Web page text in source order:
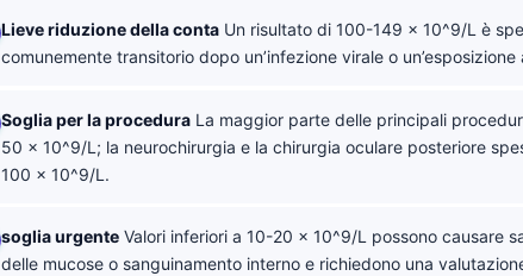
Lieve riduzione della conta Un risultato di 100-149 × 10^9/L è
comunemente transitorio dopo un’infezione virale o un’esposizione
Soglia per la procedura La maggior parte delle principali
50 × 10^9/L; la neurochirurgia e la chirurgia oculare posteriore
100 × 10^9/L.
soglia urgente Valori inferiori a 10-20 × 10^9/L possono causare
delle mucose o sanguinamento interno e richiedono una